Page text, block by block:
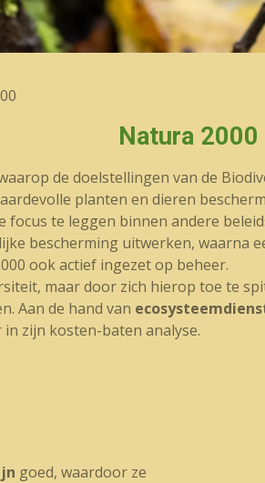
Natura 2000
de doelstellingen van de
planten en dieren
focus te leggen binnen andere
bescherming uitwerken, waarna
ook actief ingezet op beheer.
maar door zich hierop toe te
Aan de hand van
zijn kosten-baten analyse.
goed, waardoor ze